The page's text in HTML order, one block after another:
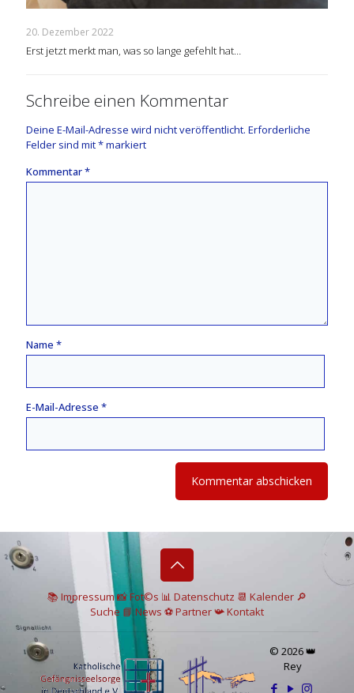
20. Dezember 2022
Erst jetzt merkt man, was so lange gefehlt hat…
Schreibe einen Kommentar
Deine E-Mail-Adresse wird nicht veröffentlicht. Erforderliche
Felder sind mit*markiert
Kommentar*
Name *
E-Mail-Adresse *
📚 Impressum📸Fot©s 📊 Datenschutz 📆 Kalender 🔎
Suche 📘 News ⚽Partner📯Kontakt
© 2026 👑
Rey